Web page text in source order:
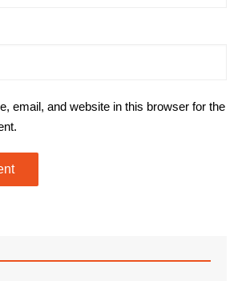
email, and website in this browser for the